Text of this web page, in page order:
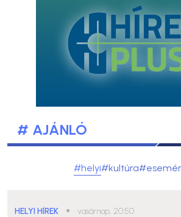
# AJÁNLÓ
#helyi#kultúra
HELYI HÍREK ● vasárnap, 20:50